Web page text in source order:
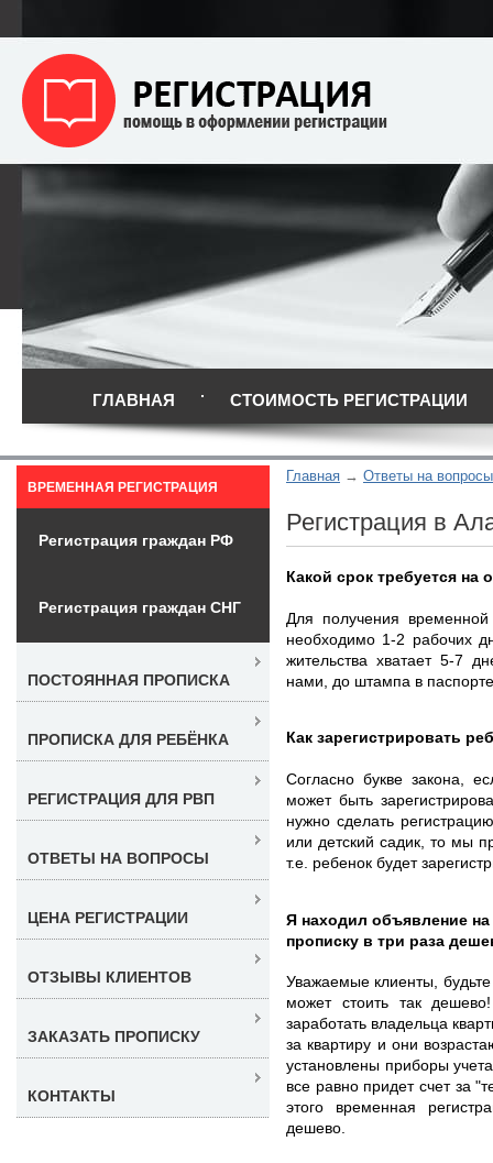
ГЛАВНАЯ СТОИМОСТЬ РЕГИСТРАЦИИ
Главная Ответы на
Регистрация в
Какой срок требуется
Для получения
необходимо 1-2 рабочих
жительства хватает 5-7
нами, до штампа в
Как зарегистрировать
Согласно букве закона,
может быть
нужно сделать
или детский садик, то мы
т.е. ребенок будет
Я находил объявление
прописку в три раза
Уважаемые клиенты,
может стоить так
заработать владельца
за квартиру и они
установлены приборы
все равно придет счет за
этого временная
дешево.
ВРЕМЕННАЯ РЕГИСТРАЦИЯ
Регистрация граждан РФ
Регистрация граждан СНГ
ПОСТОЯННАЯ ПРОПИСКА
ПРОПИСКА ДЛЯ РЕБЁНКА
РЕГИСТРАЦИЯ ДЛЯ РВП
ОТВЕТЫ НА ВОПРОСЫ
ЦЕНА РЕГИСТРАЦИИ
ОТЗЫВЫ КЛИЕНТОВ
ЗАКАЗАТЬ ПРОПИСКУ
КОНТАКТЫ